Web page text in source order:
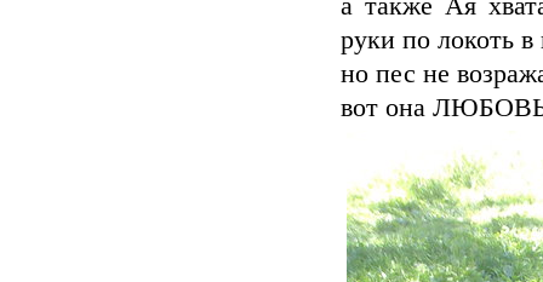
а также Ая
руки по локоть в
но пес не
вот она